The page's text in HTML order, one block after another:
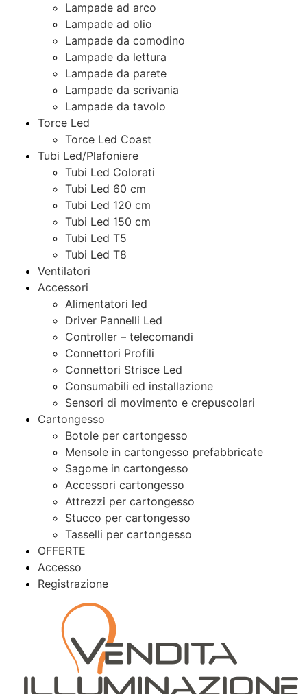
Lampade ad arco
Lampade ad olio
Lampade da comodino
Lampade da lettura
Lampade da parete
Lampade da scrivania
Lampade da tavolo
Torce Led
Torce Led Coast
Tubi Led/Plafoniere
Tubi Led Colorati
Tubi Led 60 cm
Tubi Led 120 cm
Tubi Led 150 cm
Tubi Led T5
Tubi Led T8
Ventilatori
Accessori
Alimentatori led
Driver Pannelli Led
Controller – telecomandi
Connettori Profili
Connettori Strisce Led
Consumabili ed installazione
Sensori di movimento e crepuscolari
Cartongesso
Botole per cartongesso
Mensole in cartongesso prefabbricate
Sagome in cartongesso
Accessori cartongesso
Attrezzi per cartongesso
Stucco per cartongesso
Tasselli per cartongesso
OFFERTE
Accesso
Registrazione